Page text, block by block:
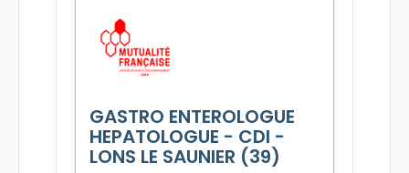
GASTRO ENTEROLOGUE
HEPATOLOGUE - CDI -
LONS LE SAUNIER (39)